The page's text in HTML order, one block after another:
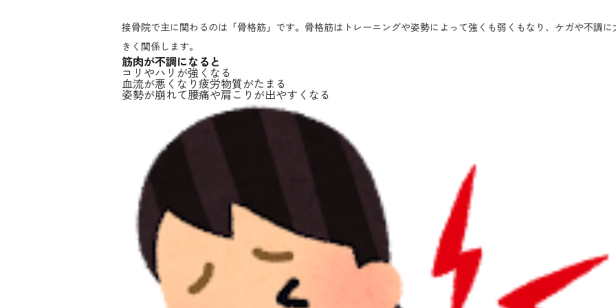
接骨院で主に関わるのは「骨格筋」です。骨格筋はトレーニングや姿勢によって強くも弱くもなり、ケガや不調に
きく関係します。
筋肉が不調になると
コリやハリが強くなる
血流が悪くなり疲労物質がたまる
姿勢が崩れて腰痛や肩こりが出やすくなる